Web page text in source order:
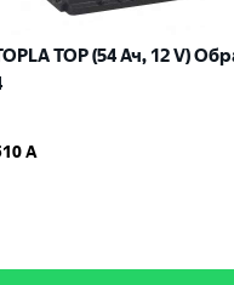
TOP (54 Ач, 12 V)
A